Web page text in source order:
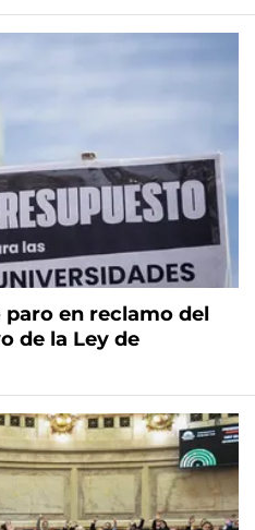
en reclamo del
de la Ley de